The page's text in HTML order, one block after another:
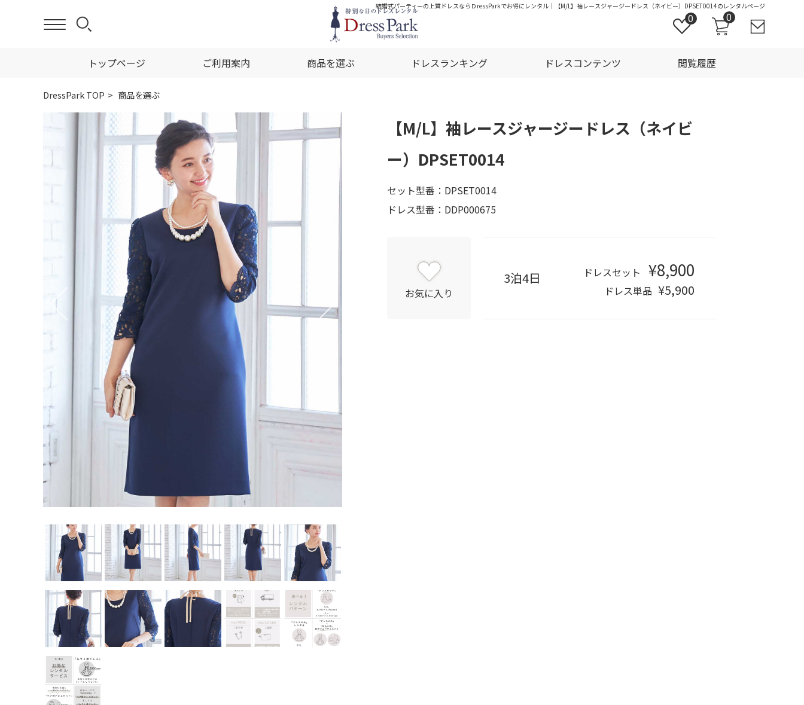
結婚式パーティーの上質ドレスならＤressParkでお得にレンタル｜【M/L】袖レースジャージードレス（ネイビー）DPSET0014のレンタルページ
トップページ ご利用案内 商品を選ぶ ドレスランキング ドレスコンテンツ 閲覧履歴
0 0
DressPark TOP 商品を選ぶ
【M/L】袖レースジャージードレス（ネイビ
ー）DPSET0014
セット型番：DPSET0014
ドレス型番：DDP000675
お気に入り
3泊4日 ドレスセット ¥8,900
ドレス単品 ¥5,900